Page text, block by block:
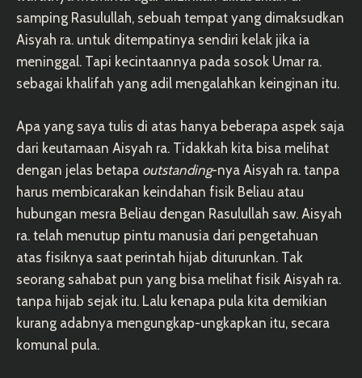
samping Rasulullah, sebuah tempat yang dimaksudkan
Aisyah ra. untuk ditempatinya sendiri kelak jika ia
meninggal. Tapi kecintaannya pada sosok Umar ra.
sebagai khalifah yang adil mengalahkan keinginan itu.
Apa yang saya tulis di atas hanya beberapa aspek saja
dari keutamaan Aisyah ra. Tidakkah kita bisa melihat
dengan jelas betapa outstanding-nya Aisyah ra. tanpa
harus membicarakan keindahan fisik Beliau atau
hubungan mesra Beliau dengan Rasulullah saw. Aisyah
ra. telah menutup pintu manusia dari pengetahuan
atas fisiknya saat perintah hijab diturunkan. Tak
seorang sahabat pun yang bisa melihat fisik Aisyah ra.
tanpa hijab sejak itu. Lalu kenapa pula kita demikian
kurang adabnya mengungkap-ungkapkan itu, secara
komunal pula.